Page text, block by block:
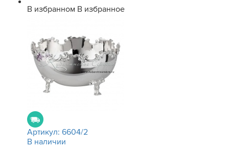
В избранном В избранное
Артикул: 6604/2
В наличии